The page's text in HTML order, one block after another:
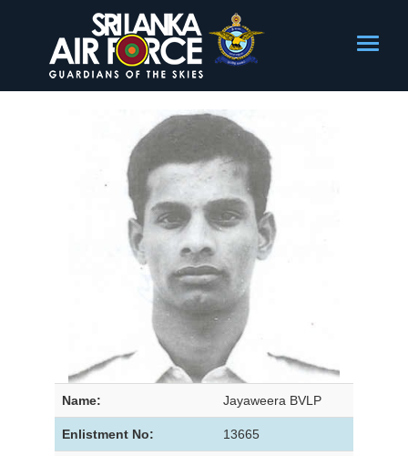
Name: Jayaweera BVLP
Enlistment No: 13665